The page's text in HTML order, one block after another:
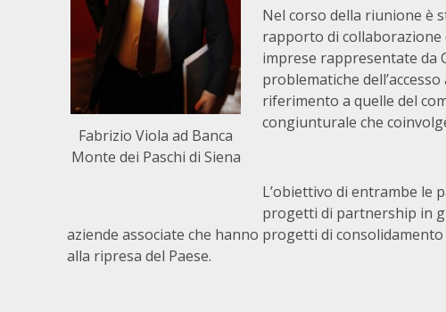
Fabrizio Viola ad Banca
Monte dei Paschi di Siena
Nel corso della riunione è
rapporto di collaborazione
imprese rappresentate da
problematiche
riferimento a quelle del
congiunturale che
L’obiettivo di entrambe le
progetti di partnership in
aziende associate che hanno progetti di
alla ripresa del Paese.